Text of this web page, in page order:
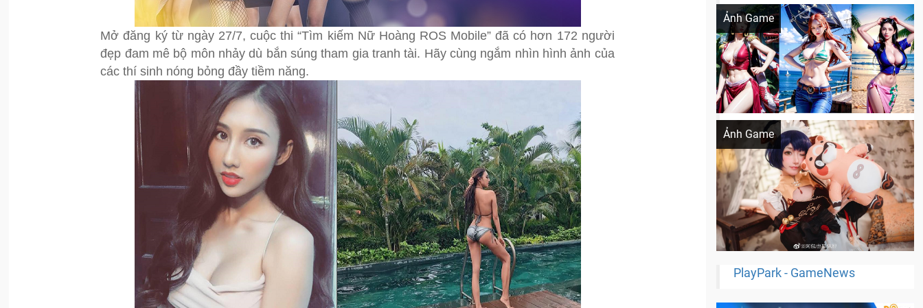
Mở đăng ký từ ngày 27/7, cuộc thi “Tìm kiếm Nữ Hoàng ROS Mobile” đã có hơn 172 người
đẹp đam mê bộ môn nhảy dù bắn súng tham gia tranh tài. Hãy cùng ngắm nhìn hình ảnh của
các thí sinh nóng bỏng đầy tiềm năng.
Ảnh Game
Ảnh Game
Cosplay Xiangling siêu cute
PlayPark - GameNews